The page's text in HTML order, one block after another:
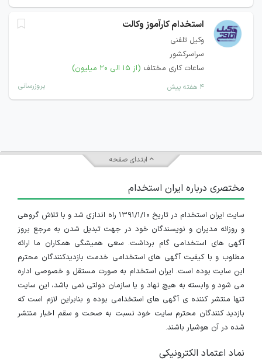
استخدام کارآموز وکالت
وکیل تلفنی
سراسرکشور
ساعات کاری مختلف (از ۱۵ الی ۲۰ میلیون)
۴ هفته پیش بروزرسانی
ابتدای صفحه
مختصری درباره ایران استخدام
سایت ایران استخدام در تاریخ ۱۳۹۱/۱/۱۰ راه اندازی شد و با تلاش گروهی
و روزانه مدیران و نویسندگان خود در جهت تبدیل شدن به مرجع بروز
آگهی های استخدامی گام برداشت. سعی همیشگی همکاران ما ارائه
مطلوب و با کیفیت آگهی های استخدامی خدمت بازدیدکنندگان محترم
این سایت بوده است. ایران استخدام به صورت مستقل و خصوصی اداره
می شود و وابسته به هیچ نهاد و یا سازمان دولتی نمی باشد، این سایت
تنها منتشر کننده ی آگهی های استخدامی بوده و بنابراین لازم است که
بازدید کنندگان محترم سایت خود نسبت به صحت و سقم اخبار منتشر
شده در آن هوشیار باشند.
نماد اعتماد الکترونیکی